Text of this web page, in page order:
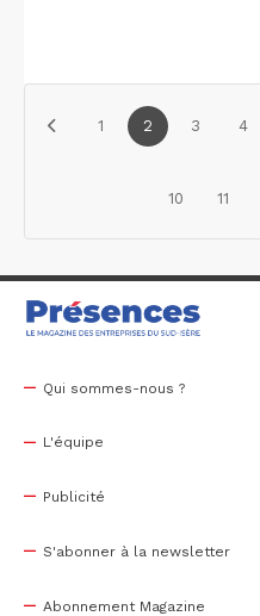
1 2 3 4
10 11
Qui sommes-nous ?
L'équipe
Publicité
S'abonner à la newsletter
Abonnement Magazine